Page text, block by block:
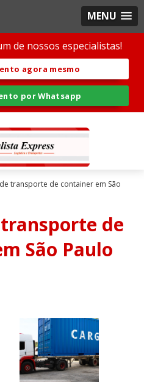
MENU
de nossos especialistas!
agora mesmo
por Whatsapp
transporte de container em São
de
São Paulo